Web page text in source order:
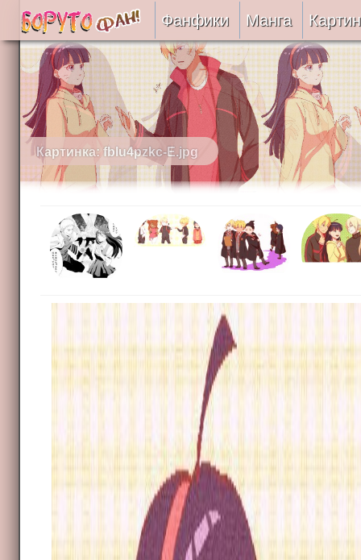
Фанфики
Читать
Сборники
Подобрать
Рецензии
На проверке
Манга
Картинка: fblu4pzkc-E.jpg